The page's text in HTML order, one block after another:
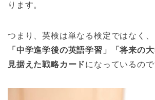
ります。
つまり、英検は単なる検定ではなく、
「中学進学後の英語学習」「将来の
見据えた戦略カードになっているので